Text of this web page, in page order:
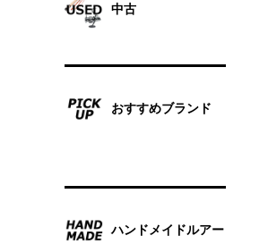
中古
おすすめブランド
ハンドメイドルアー